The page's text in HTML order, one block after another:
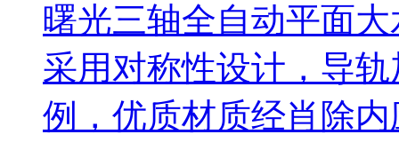
曙光三轴全自动平面
采用对称性设计，导
例，优质材质经肖除